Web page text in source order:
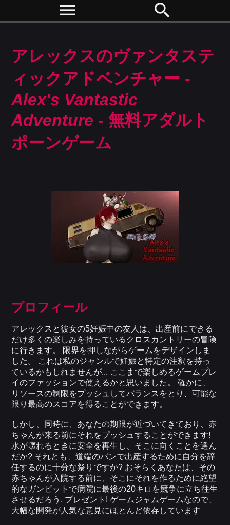
menu search
アレックスのヴァンタステ
ィックアドベンチャー -
Alex's Vantastic
Adventure - 無料アダルト
ポーンゲーム
プロフィール
アレックスと彼女の5妊娠中の友人は、出産前にできる
だけ多くの楽しみを持っているクロスカントリーの冒険
に行きます。 限界を押しながらゲームをデザインしま
した。 これは私のジャンルで妊娠と特定の注釈を持っ
ているかもしれませんが... ここまで楽しめるゲームプレ
イのファッションで使えるかと思いました。 確かに、
リソースの制限をプッシュしてバランスをとり、可能な
限り最高のスコアを得ることができます。
しかし、同時に、あなたの期限が近づいてきており、赤
ちゃんが来る前にそれをプッシュすることができます!
水が壊れるときに安全を再生し、そこに向くことを選ん
だか? それとも、道端のバンで出産するために自分を辞
任するのに十分な祭りですか? おそらくあなたは、その
赤ちゃんが入院する前に、そこにそれを作るために絶望
的なガンビットで病院に最後の20キロを競争に立ち往生
させるだろう, プレゼント! ゲームジャムゲームなので、
大幅な開発が人気な意見にほとんど依存しています